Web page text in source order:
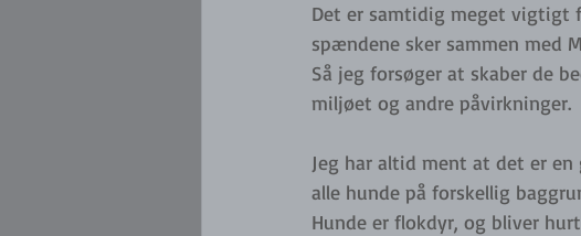
Det er samtidig meget vigtigt
spændene sker sammen med
Så jeg forsøger at skaber de
miljøet og andre påvirkninger.
Jeg har altid ment at det er
alle hunde på forskellig
Hunde er flokdyr, og bliver